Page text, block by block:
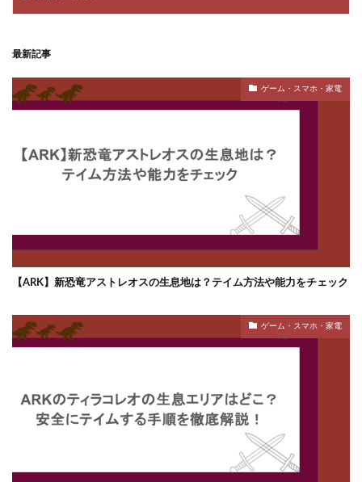
最新記事
ゲーム・スマホ・家電
【ARK】新恐竜アストレオスの生息地は？テイム方法や能力をチェック
ゲーム・スマホ・家電